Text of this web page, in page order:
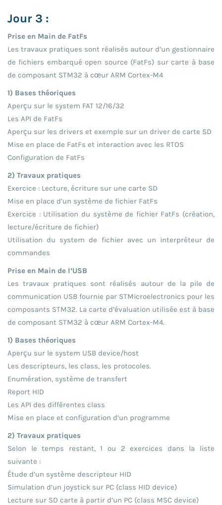
Jour 3 :
Prise en Main de FatFs
Les travaux pratiques sont réalisés autour d’un gestionnaire
de fichiers embarqué open source (FatFs) sur carte à base
de composant STM32 à cœur ARM Cortex-M4
1) Bases théoriques
Aperçu sur le system FAT 12/16/32
Les API de FatFs
Aperçu sur les drivers et exemple sur un driver de carte SD
Mise en place de FatFs et interaction avec les RTOS
Configuration de FatFs
2) Travaux pratiques
Exercice : Lecture, écriture sur une carte SD
Mise en place d’un système de fichier FatFs
Exercice : Utilisation du système de fichier FatFs (création,
lecture/écriture de fichier)
Utilisation du system de fichier avec un interpréteur de
commandes
Prise en Main de l’USB
Les travaux pratiques sont réalisés autour de la pile de
communication USB fournie par STMicroelectronics pour les
composants STM32. La carte d’évaluation utilisée est à base
de composant STM32 à cœur ARM Cortex-M4.
1) Bases théoriques
Aperçu sur le system USB device/host
Les descripteurs, les class, les protocoles.
Enumération, système de transfert
Report HID
Les API des différentes class
Mise en place et configuration d’un programme
2) Travaux pratiques
Selon le temps restant, 1 ou 2 exercices dans la liste
suivante :
Étude d’un système descripteur HID
Simulation d’un joystick sur PC (class HID device)
Lecture sur SD carte à partir d’un PC (class MSC device)